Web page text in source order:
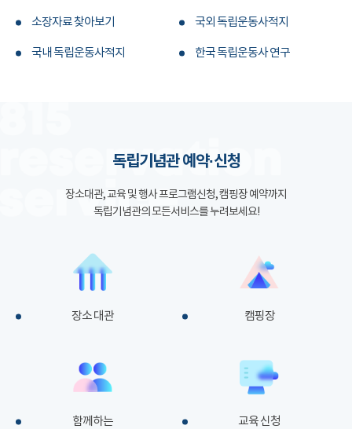
소장자료 찾아보기 국외 독립운동사적지
국내 독립운동사적지 한국 독립운동사 연구
독립기념관 예약·신청
장소대관, 교육 및 행사 프로그램신청, 캠핑장 예약까지
독립기념관의 모든서비스를 누려보세요!
장소 대관 캠핑장
함께하는
교육 신청